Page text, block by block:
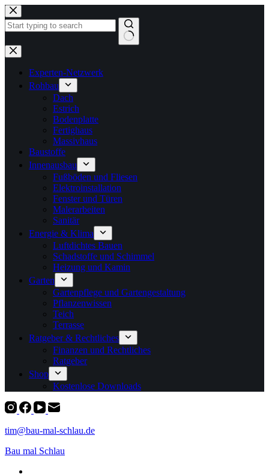
Zum
Inhalt
springen
Keine
Ergebnisse
Experten-Netzwerk
Rohbau
Dach
Estrich
Bodenplatte
Fertighaus
Massivhaus
Baustoffe
Innenausbau
Fußböden und Fliesen
Elektroinstallation
Fenster und Türen
Malerarbeiten
Sanitär
Energie & Klima
Luftdichtes Bauen
Schadstoffe und Schimmel
Heizung und Kamin
Garten
Gartenpflege und Gartengestaltung
Pflanzenwissen
Teich
Terrasse
Ratgeber & Rechtliches
Finanzen und Rechtliches
Ratgeber
Shop
Kostenlose Downloads
tim@bau-mal-schlau.de
Bau mal Schlau